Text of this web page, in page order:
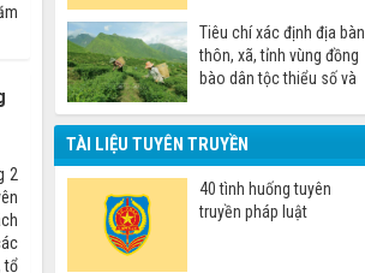
2
tổ
Tiêu chí xác định địa bàn
thôn, xã, tỉnh vùng đồng
bào dân tộc thiểu số và
TÀI LIỆU TUYÊN TRUYỀN
40 tình huống tuyên
truyền pháp luật